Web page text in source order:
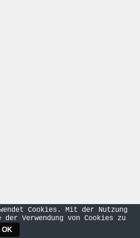
Cookies. Mit der Nutzung
Verwendung von Cookies zu
OK